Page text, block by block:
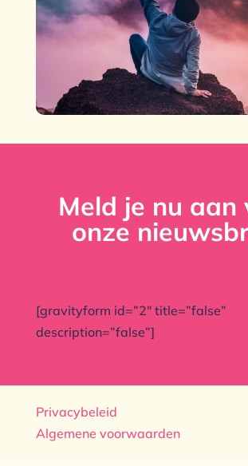
Meld je nu aan
onze
[gravityform id=”2″ title=”false”
description=”false”]
Privacybeleid
Algemene voorwaarden